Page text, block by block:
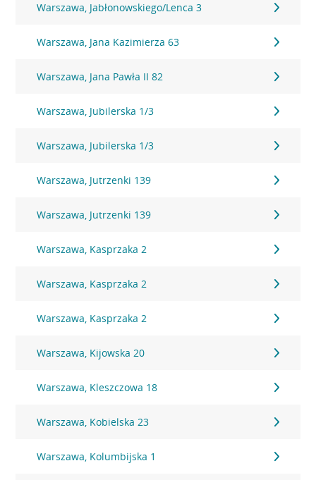
Warszawa, Jabłonowskiego/Lenca 3
Warszawa, Jana Kazimierza 63
Warszawa, Jana Pawła II 82
Warszawa, Jubilerska 1/3
Warszawa, Jubilerska 1/3
Warszawa, Jutrzenki 139
Warszawa, Jutrzenki 139
Warszawa, Kasprzaka 2
Warszawa, Kasprzaka 2
Warszawa, Kasprzaka 2
Warszawa, Kijowska 20
Warszawa, Kleszczowa 18
Warszawa, Kobielska 23
Warszawa, Kolumbijska 1